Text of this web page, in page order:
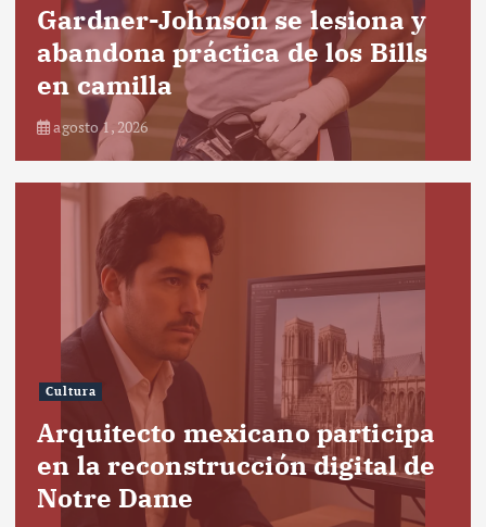
Gardner-Johnson se lesiona y
abandona práctica de los Bills
en camilla
agosto 1, 2026
Cultura
Arquitecto mexicano participa
en la reconstrucción digital de
Notre Dame